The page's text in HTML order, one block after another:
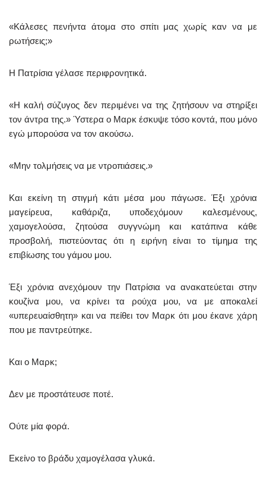
«Κάλεσες πενήντα άτομα στο σπίτι μας χωρίς καν να με
ρωτήσεις;»
Η Πατρίσια γέλασε περιφρονητικά.
«Η καλή σύζυγος δεν περιμένει να της ζητήσουν να στηρίξει
τον άντρα της.» Ύστερα ο Μαρκ έσκυψε τόσο κοντά, που μόνο
εγώ μπορούσα να τον ακούσω.
«Μην τολμήσεις να με ντροπιάσεις.»
Και εκείνη τη στιγμή κάτι μέσα μου πάγωσε. Έξι χρόνια
μαγείρευα, καθάριζα, υποδεχόμουν καλεσμένους,
χαμογελούσα, ζητούσα συγγνώμη και κατάπινα κάθε
προσβολή, πιστεύοντας ότι η ειρήνη είναι το τίμημα της
επιβίωσης του γάμου μου.
Έξι χρόνια ανεχόμουν την Πατρίσια να ανακατεύεται στην
κουζίνα μου, να κρίνει τα ρούχα μου, να με αποκαλεί
«υπερευαίσθητη» και να πείθει τον Μαρκ ότι μου έκανε χάρη
που με παντρεύτηκε.
Και ο Μαρκ;
Δεν με προστάτευσε ποτέ.
Ούτε μία φορά.
Εκείνο το βράδυ χαμογέλασα γλυκά.